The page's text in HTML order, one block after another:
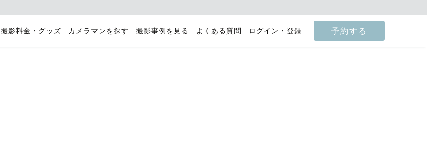
撮影料金・グッズ カメラマンを探す 撮影事例を見る よくある質問 ログイン・登録 予約する